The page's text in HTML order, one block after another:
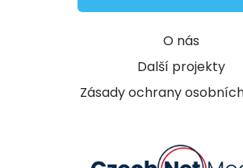
O nás
Další projekty
Zásady ochrany